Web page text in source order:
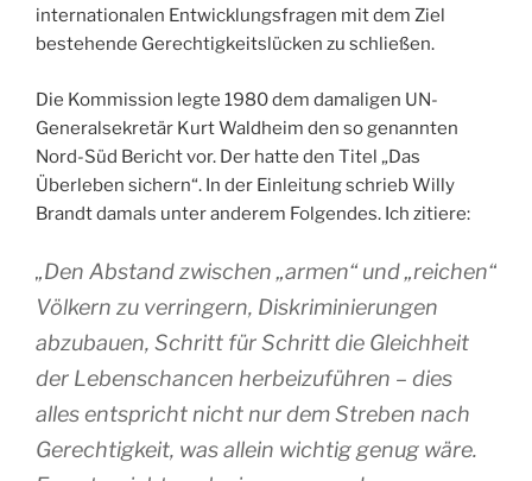
internationalen Entwicklungsfragen mit dem Ziel
bestehende Gerechtigkeitslücken zu schließen.
Die Kommission legte 1980 dem damaligen UN-
Generalsekretär Kurt Waldheim den so genannten
Nord-Süd Bericht vor. Der hatte den Titel „Das
Überleben sichern“. In der Einleitung schrieb Willy
Brandt damals unter anderem Folgendes. Ich zitiere:
„Den Abstand zwischen „armen“ und „reichen“
Völkern zu verringern, Diskriminierungen
abzubauen, Schritt für Schritt die Gleichheit
der Lebenschancen herbeizuführen – dies
alles entspricht nicht nur dem Streben nach
Gerechtigkeit, was allein wichtig genug wäre.